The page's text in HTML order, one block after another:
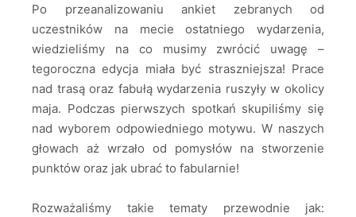
Po przeanalizowaniu ankiet zebranych od
uczestników na mecie ostatniego wydarzenia,
wiedzieliśmy na co musimy zwrócić uwagę –
tegoroczna edycja miała być straszniejsza! Prace
nad trasą oraz fabułą wydarzenia ruszyły w okolicy
maja. Podczas pierwszych spotkań skupiliśmy się
nad wyborem odpowiedniego motywu. W naszych
głowach aż wrzało od pomysłów na stworzenie
punktów oraz jak ubrać to fabularnie!
Rozważaliśmy takie tematy przewodnie jak: